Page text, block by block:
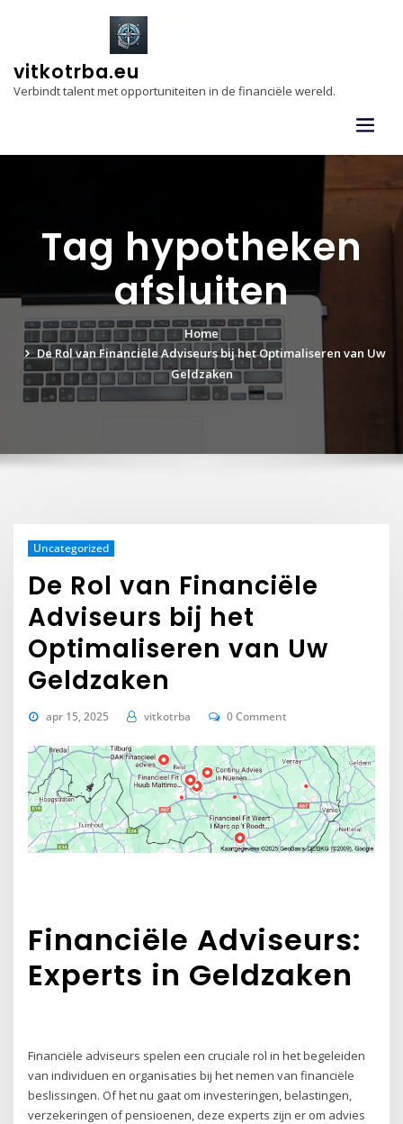
vitkotrba.eu
Verbindt talent met opportuniteiten in de financiële wereld.
Tag hypotheken
afsluiten
Home
De Rol van Financiële Adviseurs bij het Optimaliseren van Uw
Geldzaken
Uncategorized
De Rol van Financiële
Adviseurs bij het
Optimaliseren van Uw
Geldzaken
apr 15, 2025 vitkotrba 0 Comment
Financiële Adviseurs:
Experts in Geldzaken
Financiële adviseurs spelen een cruciale rol in het begeleiden
van individuen en organisaties bij het nemen van financiële
beslissingen. Of het nu gaat om investeringen, belastingen,
verzekeringen of pensioenen, deze experts zijn er om advies